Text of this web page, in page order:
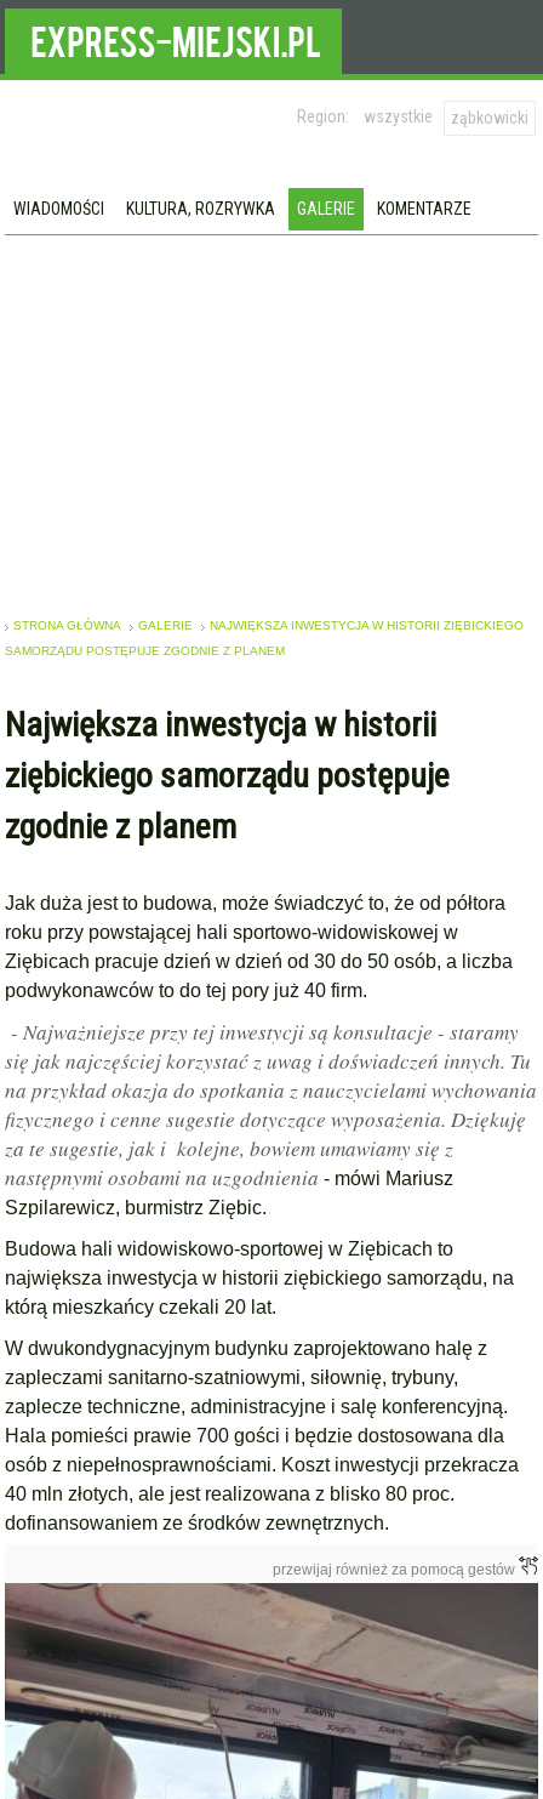
Region: wszystkie ząbkowicki
WIADOMOŚCI KULTURA, ROZRYWKA GALERIE KOMENTARZE
STRONA GŁÓWNA GALERIE
NAJWIĘKSZA INWESTYCJA W HISTORII ZIĘBICKIEGO
SAMORZĄDU POSTĘPUJE ZGODNIE Z PLANEM
Największa inwestycja w historii
ziębickiego samorządu postępuje
zgodnie z planem
Jak duża jest to budowa, może świadczyć to, że od półtora
roku przy powstającej hali sportowo-widowiskowej w
Ziębicach pracuje dzień w dzień od 30 do 50 osób, a liczba
podwykonawców to do tej pory już 40 firm.
- Najważniejsze przy tej inwestycji są konsultacje - staramy
się jak najczęściej korzystać z uwag i doświadczeń innych. Tu
na przykład okazja do spotkania z nauczycielami wychowania
fizycznego i cenne sugestie dotyczące wyposażenia. Dziękuję
za te sugestie, jak i kolejne, bowiem umawiamy się z
następnymi osobami na uzgodnienia - mówi Mariusz
Szpilarewicz, burmistrz Ziębic.
Budowa hali widowiskowo-sportowej w Ziębicach to
największa inwestycja w historii ziębickiego samorządu, na
którą mieszkańcy czekali 20 lat.
W dwukondygnacyjnym budynku zaprojektowano halę z
zapleczami sanitarno-szatniowymi, siłownię, trybuny,
zaplecze techniczne, administracyjne i salę konferencyjną.
Hala pomieści prawie 700 gości i będzie dostosowana dla
osób z niepełnosprawnościami. Koszt inwestycji przekracza
40 mln złotych, ale jest realizowana z blisko 80 proc.
dofinansowaniem ze środków zewnętrznych.
przewijaj również za pomocą gestów